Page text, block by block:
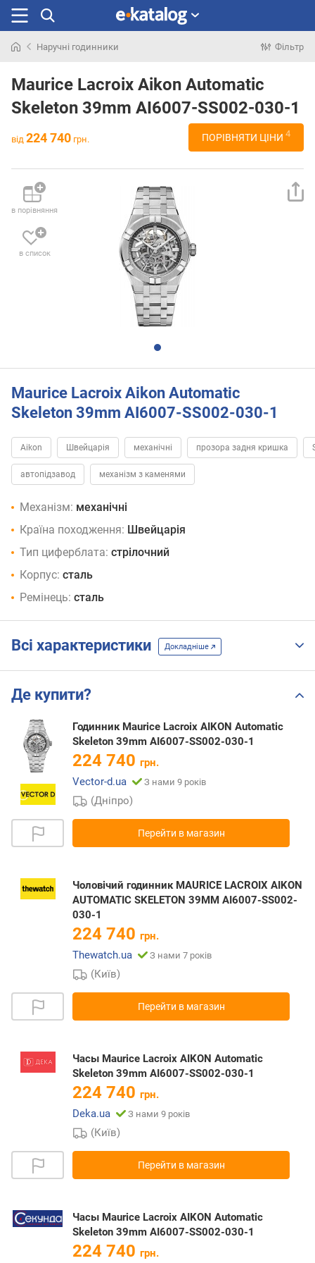
раніше
Наручні годинники Фільтр
Maurice Lacroix Aikon Automatic
Skeleton 39mm AI6007-SS002-030-1
від 224 740 грн. ПОРІВНЯТИ ЦІНИ 4
в порівняння
в список
Maurice Lacroix Aikon Automatic
Skeleton 39mm AI6007-SS002-030-1
Aikon Швейцарія механічні прозора задня кришка
автопідзавод механізм з каменями
Механізм: механічні
Країна походження: Швейцарія
Тип циферблата: стрілочний
Корпус: сталь
Ремінець: сталь
Всі характеристики Докладніше
Де купити?
Годинник Maurice Lacroix AIKON Automatic
Skeleton 39mm AI6007-SS002-030-1
224 740 грн.
Vector-d.ua
З нами 9 років
(Дніпро)
Перейти в магазин
Чоловічий годинник MAURICE LACROIX AIKON
AUTOMATIC SKELETON 39MM AI6007-SS002-
030-1
224 740 грн.
Thewatch.ua
З нами 7 років
(Київ)
Перейти в магазин
Часы Maurice Lacroix AIKON Automatic
Skeleton 39mm AI6007-SS002-030-1
224 740 грн.
Deka.ua
З нами 9 років
(Київ)
Перейти в магазин
Часы Maurice Lacroix AIKON Automatic
Skeleton 39mm AI6007-SS002-030-1
224 740 грн.